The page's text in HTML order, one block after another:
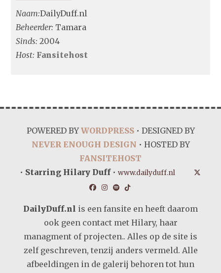
Naam:DailyDuff.nl
Beheerder: Tamara
Sinds: 2004
Host: Fansitehost
POWERED BYWORDPRESS• DESIGNED BY
NEVER ENOUGH DESIGN • HOSTED BY
FANSITEHOST
• Starring Hilary Duff• www.dailyduff.nl
DailyDuff.nl is een fansite en heeft daarom
ook geen contact met Hilary, haar
managment of projecten.. Alles op de site is
zelf geschreven, tenzij anders vermeld. Alle
afbeeldingen in de galerij behoren tot hun